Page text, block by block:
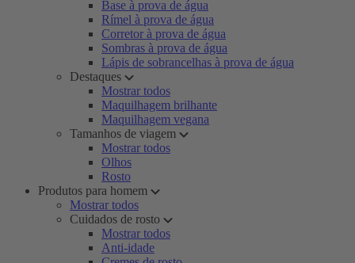
Base à prova de água
Rímel à prova de água
Corretor à prova de água
Sombras à prova de água
Lápis de sobrancelhas à prova de água
Destaques
Mostrar todos
Maquilhagem brilhante
Maquilhagem vegana
Tamanhos de viagem
Mostrar todos
Olhos
Rosto
Produtos para homem
Mostrar todos
Cuidados de rosto
Mostrar todos
Anti-idade